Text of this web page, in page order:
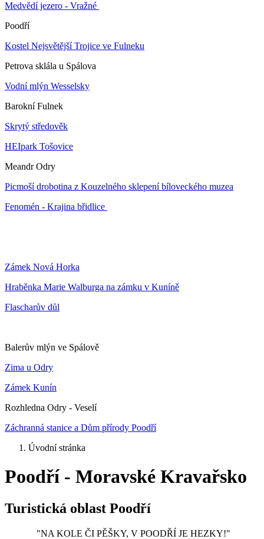
Medvědí jezero - Vražné
Poodří
Kostel Nejsvětější Trojice ve Fulneku
Petrova sklála u Spálova
Vodní mlýn Wesselsky
Barokní Fulnek
Skrytý středověk
HEIpark Tošovice
Meandr Odry
Picmoší drobotina z Kouzelného sklepení bíloveckého muzea
Fenomén - Krajina břidlice
Zámek Nová Horka
Hraběnka Marie Walburga na zámku v Kuníně
Flascharův důl
Balerův mlýn ve Spálově
Zima u Odry
Zámek Kunín
Rozhledna Odry - Veselí
Záchranná stanice a Dům přírody Poodří
Úvodní stránka
Poodří - Moravské Kravařsko
Turistická oblast Poodří
"NA KOLE ČI PĚŠKY, V POODŘÍ JE HEZKY!"